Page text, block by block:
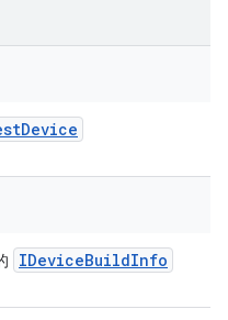
Device
IDeviceBuildInfo